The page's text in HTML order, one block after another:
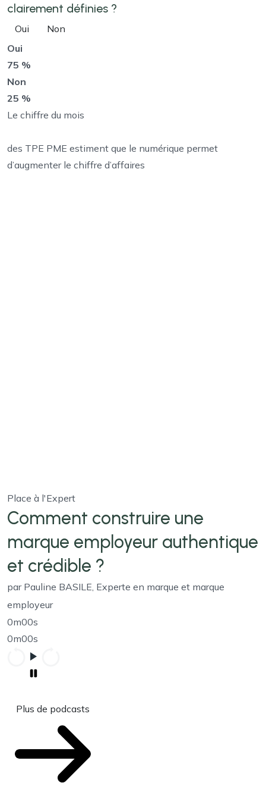
clairement définies ?
Oui
Non
Oui
75 %
Non
25 %
Le chiffre du mois
des TPE PME estiment que le numérique permet
d’augmenter le chiffre d’affaires
Place à l'Expert
Comment construire une
marque employeur authentique
et crédible ?
par Pauline BASILE, Experte en marque et marque
employeur
0m00s
0m00s
Plus de podcasts